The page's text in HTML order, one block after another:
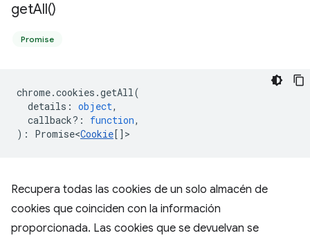
getAll()
Promise
chrome.cookies .getAll(
details : object,
callback? : function,
) : Promise<Cookie[] >
Recupera todas las cookies de un solo almacén de
cookies que coinciden con la información
proporcionada. Las cookies que se devuelvan se